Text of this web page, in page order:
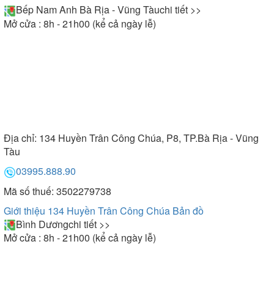
Bếp Nam Anh Bà Rịa - Vũng Tàuchi tiết >>
Mở cửa : 8h - 21h00 (kể cả ngày lễ)
Địa chỉ: 134 Huyền Trân Công Chúa, P8, TP.Bà Rịa - Vũng
Tàu
03995.888.90
Mã số thuế: 3502279738
Giới thiệu 134 Huyền Trân Công Chúa Bản đồ
Bình Dươngchi tiết >>
Mở cửa : 8h - 21h00 (kể cả ngày lễ)